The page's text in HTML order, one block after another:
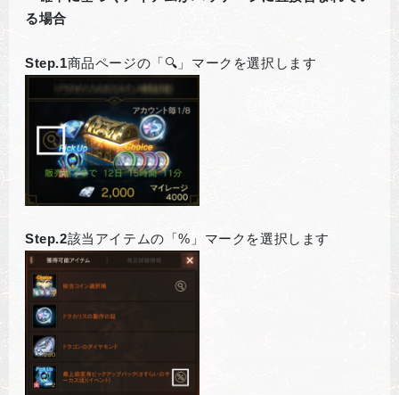
る場合
Step.1商品ページの「🔍」マークを選択します
Step.2該当アイテムの「%」マークを選択します